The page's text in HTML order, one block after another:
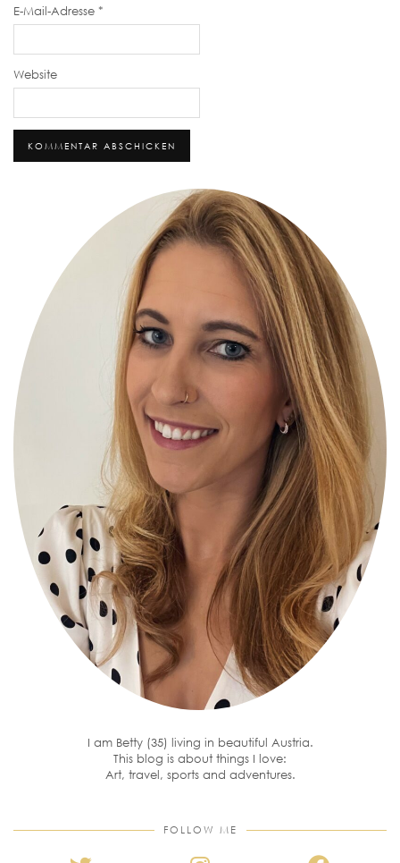
E-Mail-Adresse *
Website
I am Betty (35) living in beautiful Austria.
This blog is about things I love:
Art, travel, sports and adventures.
FOLLOW ME